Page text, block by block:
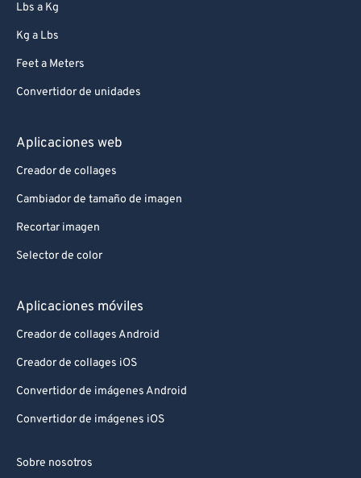
Lbs a Kg
Kg a Lbs
Feet a Meters
Convertidor de unidades
Aplicaciones web
Creador de collages
Cambiador de tamaño de imagen
Recortar imagen
Selector de color
Aplicaciones móviles
Creador de collages Android
Creador de collages iOS
Convertidor de imágenes Android
Convertidor de imágenes iOS
Sobre nosotros